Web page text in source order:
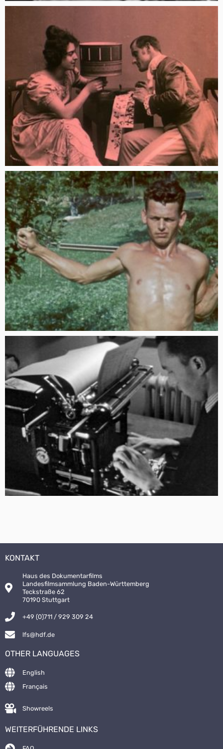
KONTAKT
Haus des Dokumentarfilms
Landesfilmsammlung Baden-Württemberg
Teckstraße 62
70190 Stuttgart
+49 (0)711 / 929 309 24
lfs@hdf.de
OTHER LANGUAGES
English
Français
Showreels
WEITERFÜHRENDE LINKS